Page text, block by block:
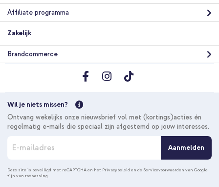
Affiliate programma
Zakelijk
Brandcommerce
Wil je niets missen?
Ontvang wekelijks onze nieuwsbrief vol met (kortings)acties én
regelmatig e-mails die speciaal zijn afgestemd op jouw interesses.
n
n
Aanmelden
Deze site is beveiligd met reCAPTCHA en het Privacybeleid en de Servicevoorwaarden van Google
zijn van toepassing.